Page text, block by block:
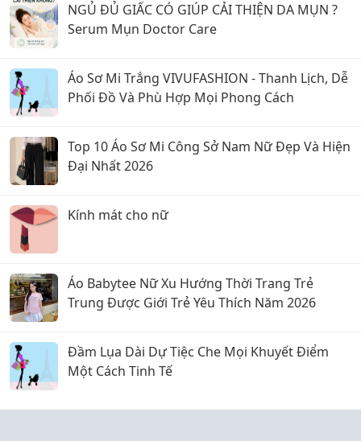
NGỦ ĐỦ GIẤC CÓ GIÚP CẢI THIỆN DA MỤN ?
Serum Mụn Doctor Care
Áo Sơ Mi Trắng VIVUFASHION - Thanh Lịch, Dễ
Phối Đồ Và Phù Hợp Mọi Phong Cách
Top 10 Áo Sơ Mi Công Sở Nam Nữ Đẹp Và Hiện
Đại Nhất 2026
Kính mát cho nữ
Áo Babytee Nữ Xu Hướng Thời Trang Trẻ
Trung Được Giới Trẻ Yêu Thích Năm 2026
Đầm Lụa Dài Dự Tiệc Che Mọi Khuyết Điểm
Một Cách Tinh Tế